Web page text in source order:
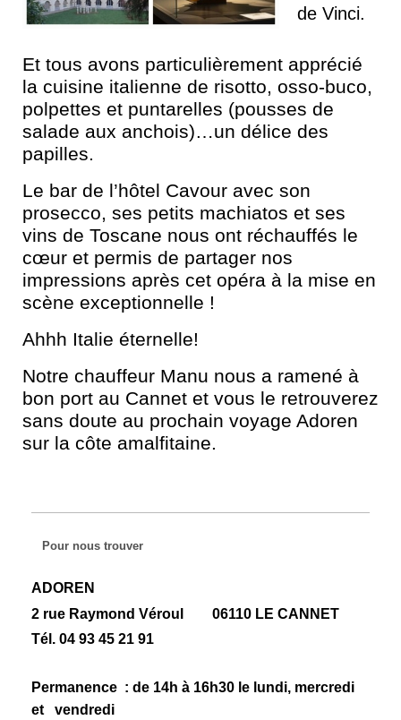
de Vinci.
Et tous avons particulièrement apprécié
la cuisine italienne de risotto, osso-buco,
polpettes et puntarelles (pousses de
salade aux anchois)…un délice des
papilles.
Le bar de l’hôtel Cavour avec son
prosecco, ses petits machiatos et ses
vins de Toscane nous ont réchauffés le
cœur et permis de partager nos
impressions après cet opéra à la mise en
scène exceptionnelle !
Ahhh Italie éternelle!
Notre chauffeur Manu nous a ramené à
bon port au Cannet et vous le retrouverez
sans doute au prochain voyage Adoren
sur la côte amalfitaine.
Pour nous trouver
ADOREN
2 rue Raymond Véroul 06110 LE CANNET
Tél. 04 93 45 21 91
Permanence : de 14h à 16h30 le lundi, mercredi
et vendredi